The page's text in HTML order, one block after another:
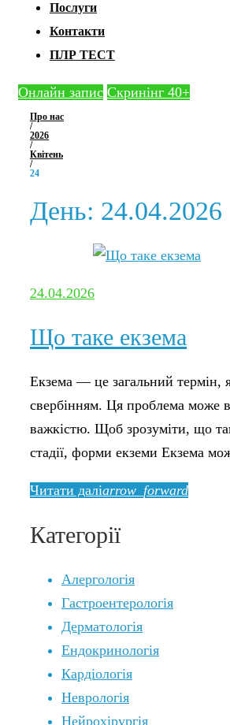
Послуги
Контакти
ПЛР ТЕСТ
Онлайн запис Скринінг 40+
Про нас
/
2026
/
Квітень
/
24
День: 24.04.2026
24.04.2026
Що таке екзема
Екзема — це загальний термін,
свербінням. Ця проблема може
важкістю. Щоб зрозуміти, що
стадії, форми екземи Екзема
Читати даліarrow_forward
Категорії
Алергологія
Гастроентерологія
Дерматологія
Ендокринологія
Кардіологія
Неврологія
Нейрохірургія